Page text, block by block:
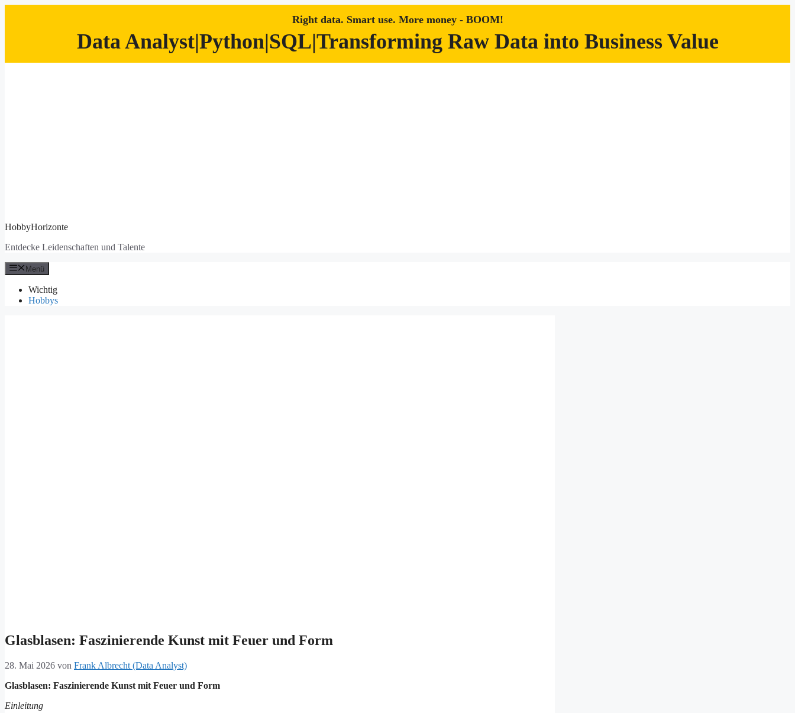
Right data. Smart use. More money - BOOM!
Data Analyst|Python|SQL|Transforming Raw Data into Business Value
HobbyHorizonte
Entdecke Leidenschaften und Talente
Menü
Wichtig
Hobbys
Glasblasen: Faszinierende Kunst mit Feuer und Form
28. Mai 2026 von Frank Albrecht (Data Analyst)
Glasblasen: Faszinierende Kunst mit Feuer und Form
Einleitung